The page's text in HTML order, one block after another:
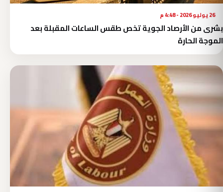
26 يوليو 2026 - 4:48 م
بشرى من الأرصاد الجوية تخص طقس الساعات المقبلة بعد
الموجة الحارة